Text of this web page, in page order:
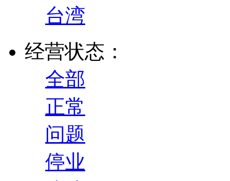
台湾
经营状态：
全部
正常
问题
停业